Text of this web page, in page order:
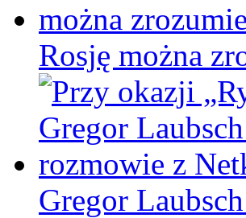
Rosję można
Gregor